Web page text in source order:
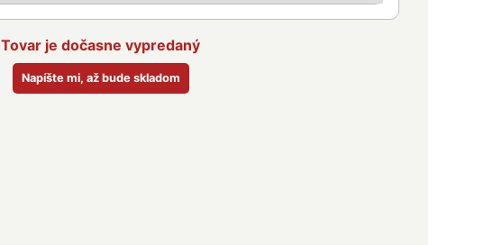
Tovar je dočasne vypredaný
Napíšte mi, až bude skladom